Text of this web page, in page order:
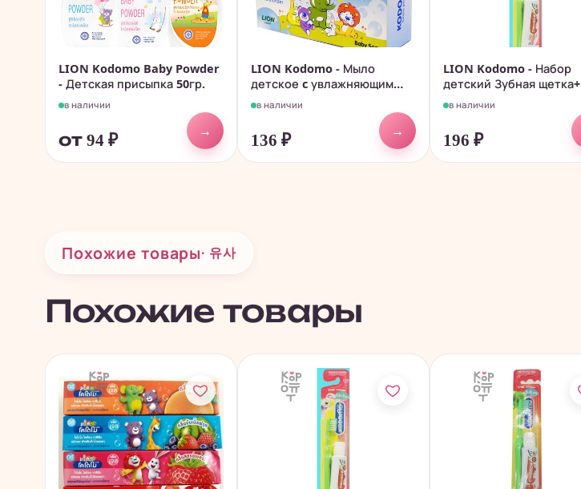
LION Kodomo Baby Powder
- Детская присыпка 50гр.
в наличии
от 94 ₽
→
LION Kodomo - Мыло
детское c увлажняющим
кремом 75гр.
в наличии
136 ₽
→
LION Kodomo - Набор
детский Зубная щетка+
паста...
в наличии
196 ₽
Похожие товары· 유사
Похожие товары